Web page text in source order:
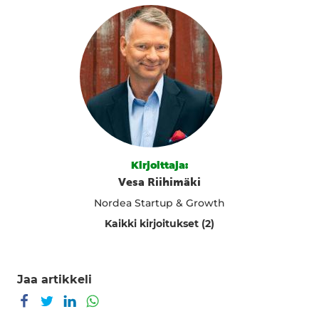
Kirjoittaja:
Vesa Riihimäki
Nordea Startup & Growth
Kaikki kirjoitukset (2)
Jaa artikkeli
Jaa Facebookissa
Jaa TwitterissäJaa LinkedInissä